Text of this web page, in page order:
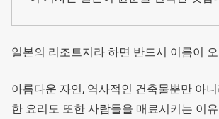
일본의 리조트지라 하면 반드시 이름이
아름다운 자연, 역사적인 건축물뿐만 아
한 요리도 또한 사람들을 매료시키는 이